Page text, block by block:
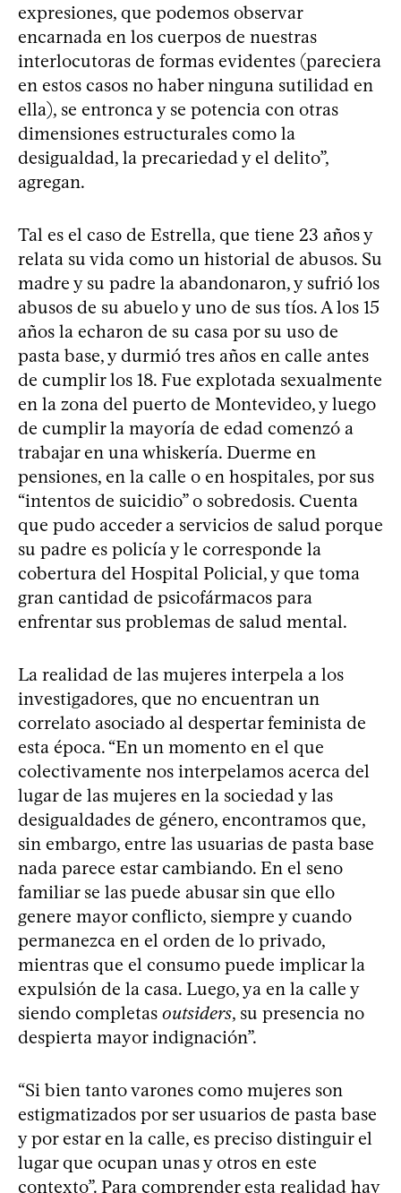
expresiones, que podemos observar
encarnada en los cuerpos de nuestras
interlocutoras de formas evidentes (pareciera
en estos casos no haber ninguna sutilidad en
ella), se entronca y se potencia con otras
dimensiones estructurales como la
desigualdad, la precariedad y el delito”,
agregan.
Tal es el caso de Estrella, que tiene 23 años y
relata su vida como un historial de abusos. Su
madre y su padre la abandonaron, y sufrió los
abusos de su abuelo y uno de sus tíos. A los 15
años la echaron de su casa por su uso de
pasta base, y durmió tres años en calle antes
de cumplir los 18. Fue explotada sexualmente
en la zona del puerto de Montevideo, y luego
de cumplir la mayoría de edad comenzó a
trabajar en una whiskería. Duerme en
pensiones, en la calle o en hospitales, por sus
“intentos de suicidio” o sobredosis. Cuenta
que pudo acceder a servicios de salud porque
su padre es policía y le corresponde la
cobertura del Hospital Policial, y que toma
gran cantidad de psicofármacos para
enfrentar sus problemas de salud mental.
La realidad de las mujeres interpela a los
investigadores, que no encuentran un
correlato asociado al despertar feminista de
esta época. “En un momento en el que
colectivamente nos interpelamos acerca del
lugar de las mujeres en la sociedad y las
desigualdades de género, encontramos que,
sin embargo, entre las usuarias de pasta base
nada parece estar cambiando. En el seno
familiar se las puede abusar sin que ello
genere mayor conflicto, siempre y cuando
permanezca en el orden de lo privado,
mientras que el consumo puede implicar la
expulsión de la casa. Luego, ya en la calle y
siendo completas outsiders, su presencia no
despierta mayor indignación”.
“Si bien tanto varones como mujeres son
estigmatizados por ser usuarios de pasta base
y por estar en la calle, es preciso distinguir el
lugar que ocupan unas y otros en este
contexto”. Para comprender esta realidad hay